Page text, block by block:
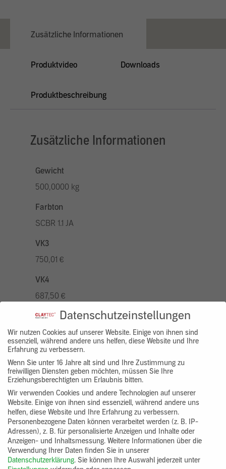
Zusätzliche Informationen
Produktvideo Downloads
Produktbeschreibung
Zusätzliche Informationen
Gewicht
500,0000 kg
Farbton
SCBR 1.1 JA
VK3
750,01 €
VK4
687,50 €
VK5
875,01 €
VK7
625,00 €
Gruppenprodukt
yosima_designputz_bigb
Datenschutzeinstellungen
Wir nutzen Cookies auf unserer Website. Einige von ihnen sind
essenziell, während andere uns helfen, diese Website und Ihre
Erfahrung zu verbessern.
Wenn Sie unter 16 Jahre alt sind und Ihre Zustimmung zu
freiwilligen Diensten geben möchten, müssen Sie Ihre
Erziehungsberechtigten um Erlaubnis bitten.
Wir verwenden Cookies und andere Technologien auf unserer
Website. Einige von ihnen sind essenziell, während andere uns
helfen, diese Website und Ihre Erfahrung zu verbessern.
Personenbezogene Daten können verarbeitet werden (z. B. IP-
Adressen), z. B. für personalisierte Anzeigen und Inhalte oder
Anzeigen- und Inhaltsmessung. Weitere Informationen über die
Verwendung Ihrer Daten finden Sie in unserer
Datenschutzerklärung. Sie können Ihre Auswahl jederzeit unter